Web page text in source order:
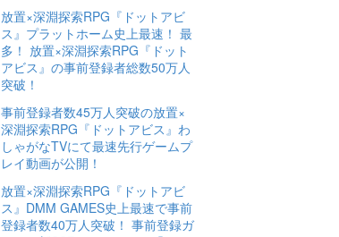
放置×深淵探索RPG『ドットアビ
ス』プラットホーム史上最速！ 最
多！ 放置×深淵探索RPG『ドット
アビス』の事前登録者総数50万人
突破！
事前登録者数45万人突破の放置×
深淵探索RPG『ドットアビス』わ
しゃがなTVにて最速先行ゲームプ
レイ動画が公開！
放置×深淵探索RPG『ドットアビ
ス』DMM GAMES史上最速で事前
登録者数40万人突破！ 事前登録ガ